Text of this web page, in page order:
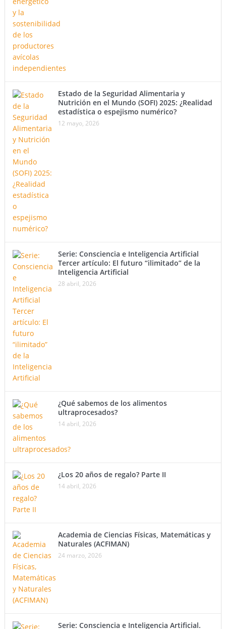
Estado de la Seguridad Alimentaria y
Nutrición en el Mundo (SOFI) 2025: ¿Realidad
estadística o espejismo numérico?
12 mayo, 2026
Serie: Consciencia e Inteligencia Artificial
Tercer artículo: El futuro “ilimitado” de la
Inteligencia Artificial
28 abril, 2026
¿Qué sabemos de los alimentos
ultraprocesados?
14 abril, 2026
¿Los 20 años de regalo? Parte II
14 abril, 2026
Academia de Ciencias Físicas, Matemáticas y
Naturales (ACFIMAN)
24 marzo, 2026
Serie: Consciencia e Inteligencia Artificial.